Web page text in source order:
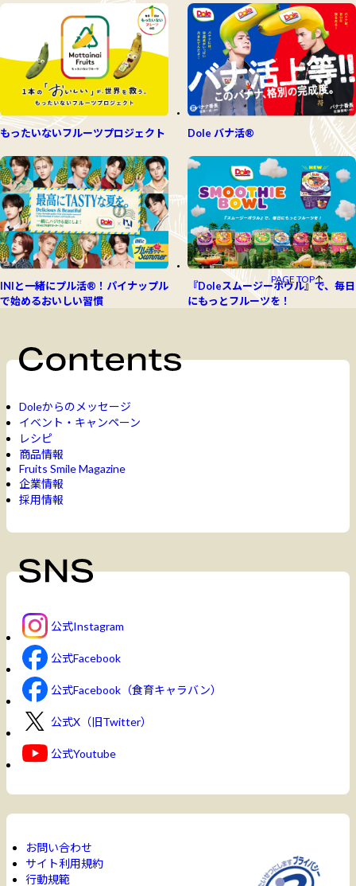
#親子（おやこ）でまなぶ！バナナのフシギ
#トリビア
もったいないフルーツプロジェクト Dole バナ活®
INIと一緒にプル活®！パイナップル
で始めるおいしい習慣
『Doleスムージーボウル』で、毎日
にもっとフルーツを！
PAGE TOP
Doleからのメッセージ
イベント・キャンペーン
レシピ
商品情報
Fruits Smile Magazine
企業情報
採用情報
公式Instagram
公式Facebook
公式Facebook（食育キャラバン）
公式X（旧Twitter）
公式Youtube
お問い合わせ
サイト利用規約
行動規範